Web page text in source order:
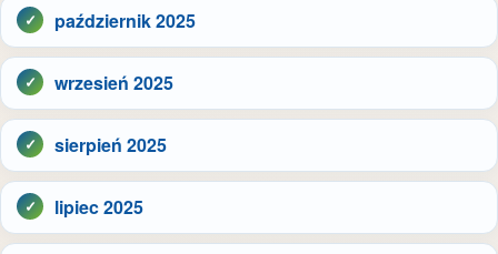
październik 2025
wrzesień 2025
sierpień 2025
lipiec 2025